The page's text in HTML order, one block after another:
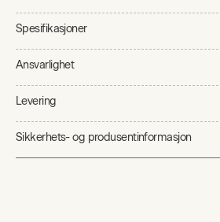
Spesifikasjoner
Ansvarlighet
Levering
Sikkerhets- og produsentinformasjon